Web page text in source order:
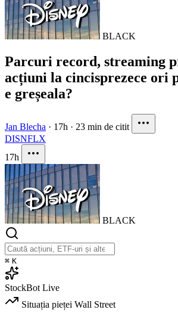
BLACK
Parcuri record, streaming
acțiuni la cincisprezece ori
e greșeala?
Jan Blecha · 17h · 23 min de citit
DISNFLX
17h
BLACK
⌘ K
StockBot Live
Situația pieței Wall Street